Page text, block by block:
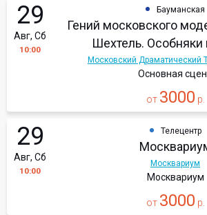
29
Авг, Сб
10:00
Бауманская
Гений московского
Шехтель. Особняки
Московский Драматический
Основная
от 3000 р.
29
Авг, Сб
10:00
Телецентр
Москвариум
Москвариум
от 3000 р.